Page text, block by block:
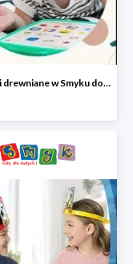
Zabawki drewniane w Smyku do -45%